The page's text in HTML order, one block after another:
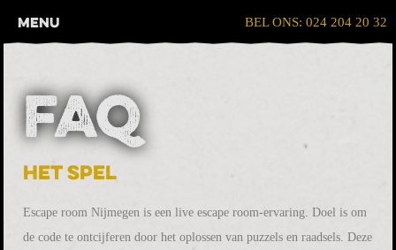
Menu BEL ONS: 024 204 20 32
FAQ
Het spel
Escape room Nijmegen is een live escape room-ervaring. Doel is om
de code te ontcijferen door het oplossen van puzzels en raadsels. Deze